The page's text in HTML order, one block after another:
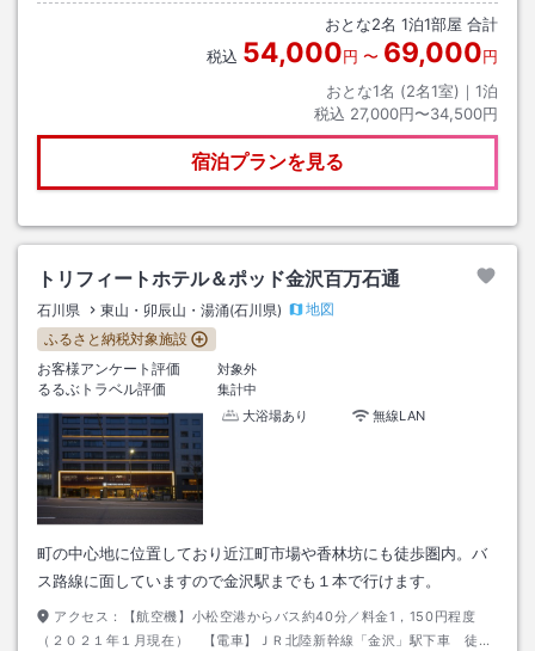
と徒歩約４分。運賃２１０円。バスは毎時００、１５、３０、４５分発で
す。２．タクシーは金沢駅東口タクシー乗り場から約１０分。運賃約１５
おとな2名 1泊1部屋 合計
税込 54,000円 〜 69,000円
おとな1名 (2名1室)｜ 1泊
税込 27,000円〜34,500円
宿泊プランを見る
トリフィートホテル＆ポッド金沢百万石通
石川県 東山・卯辰山・湯涌(石川県)
地図
ふるさと納税対象施設
お客様アンケート評価
対象外
るるぶトラベル評価
集計中
大浴場あり
無線LAN
町の中心地に位置しており近江町市場や香林坊にも徒歩圏内。バ
ス路線に面していますので金沢駅までも１本で行けます。
アクセス：
【航空機】小松空港からバス約40分／料金1，150円程度
（２０２１年１月現在） 【電車】ＪＲ北陸新幹線「金沢」駅下車 徒歩